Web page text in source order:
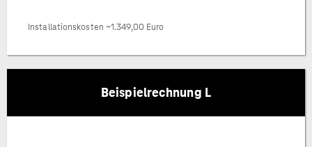
Installationskosten ~1.349,00 Euro
Beispielrechnung L